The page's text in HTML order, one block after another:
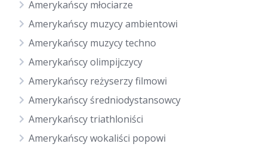
Amerykańscy młociarze
Amerykańscy muzycy ambientowi
Amerykańscy muzycy techno
Amerykańscy olimpijczycy
Amerykańscy reżyserzy filmowi
Amerykańscy średniodystansowcy
Amerykańscy triathloniści
Amerykańscy wokaliści popowi